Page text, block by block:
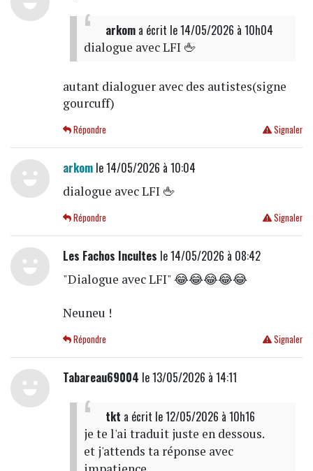
arkoma écrit le 14/05/2026 à 10h04
dialogue avec LFI 🖕
autant dialoguer avec des autistes(signe
gourcuff)
Signaler
Répondre
arkomle 14/05/2026 à 10:04
dialogue avec LFI 🖕
Signaler
Répondre
Les Fachos Incultes le 14/05/2026 à 08:42
"Dialogue avec LFI" 😂😂😂😂😂
Neuneu !
Signaler
Répondre
Tabareau69004 le 13/05/2026 à 14:11
tkt a écrit le 12/05/2026 à 10h16
je te l'ai traduit juste en dessous.
et j'attends ta réponse avec